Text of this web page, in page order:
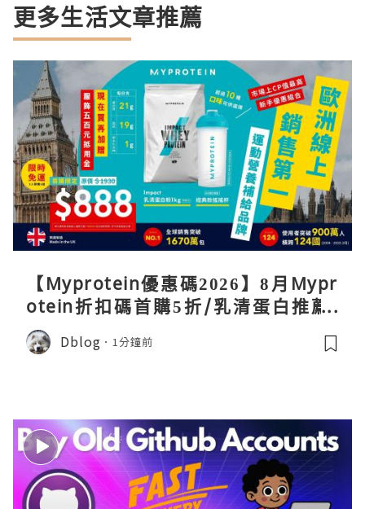
更多生活文章推薦
【Myprotein優惠碼2026】8月Mypr
otein折扣碼首購5折/乳清蛋白推薦/
關稅/信用卡優惠實測攻略
Dblog 1分鐘前